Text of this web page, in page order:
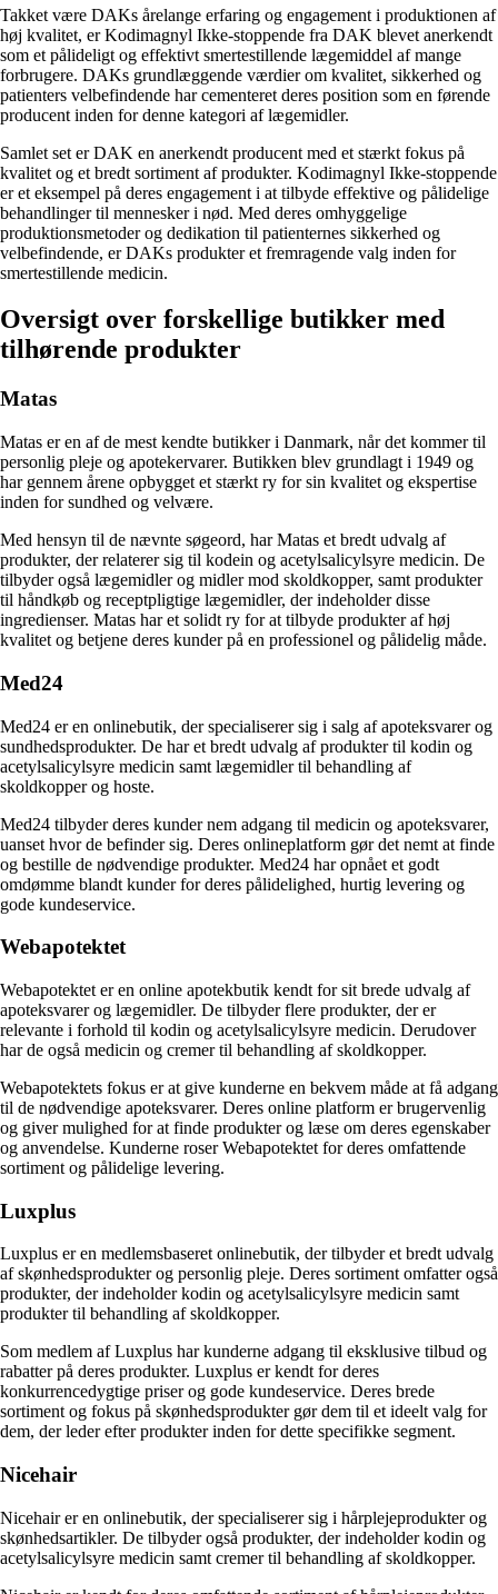
Takket være DAKs årelange erfaring og engagement i produktionen af
høj kvalitet, er Kodimagnyl Ikke-stoppende fra DAK blevet anerkendt
som et pålideligt og effektivt smertestillende lægemiddel af mange
forbrugere. DAKs grundlæggende værdier om kvalitet, sikkerhed og
patienters velbefindende har cementeret deres position som en førende
producent inden for denne kategori af lægemidler.
Samlet set er DAK en anerkendt producent med et stærkt fokus på
kvalitet og et bredt sortiment af produkter. Kodimagnyl Ikke-stoppende
er et eksempel på deres engagement i at tilbyde effektive og pålidelige
behandlinger til mennesker i nød. Med deres omhyggelige
produktionsmetoder og dedikation til patienternes sikkerhed og
velbefindende, er DAKs produkter et fremragende valg inden for
smertestillende medicin.
Oversigt over forskellige butikker med
tilhørende produkter
Matas
Matas er en af de mest kendte butikker i Danmark, når det kommer til
personlig pleje og apotekervarer. Butikken blev grundlagt i 1949 og
har gennem årene opbygget et stærkt ry for sin kvalitet og ekspertise
inden for sundhed og velvære.
Med hensyn til de nævnte søgeord, har Matas et bredt udvalg af
produkter, der relaterer sig til kodein og acetylsalicylsyre medicin. De
tilbyder også lægemidler og midler mod skoldkopper, samt produkter
til håndkøb og receptpligtige lægemidler, der indeholder disse
ingredienser. Matas har et solidt ry for at tilbyde produkter af høj
kvalitet og betjene deres kunder på en professionel og pålidelig måde.
Med24
Med24 er en onlinebutik, der specialiserer sig i salg af apoteksvarer og
sundhedsprodukter. De har et bredt udvalg af produkter til kodin og
acetylsalicylsyre medicin samt lægemidler til behandling af
skoldkopper og hoste.
Med24 tilbyder deres kunder nem adgang til medicin og apoteksvarer,
uanset hvor de befinder sig. Deres onlineplatform gør det nemt at finde
og bestille de nødvendige produkter. Med24 har opnået et godt
omdømme blandt kunder for deres pålidelighed, hurtig levering og
gode kundeservice.
Webapotektet
Webapotektet er en online apotekbutik kendt for sit brede udvalg af
apoteksvarer og lægemidler. De tilbyder flere produkter, der er
relevante i forhold til kodin og acetylsalicylsyre medicin. Derudover
har de også medicin og cremer til behandling af skoldkopper.
Webapotektets fokus er at give kunderne en bekvem måde at få adgang
til de nødvendige apoteksvarer. Deres online platform er brugervenlig
og giver mulighed for at finde produkter og læse om deres egenskaber
og anvendelse. Kunderne roser Webapotektet for deres omfattende
sortiment og pålidelige levering.
Luxplus
Luxplus er en medlemsbaseret onlinebutik, der tilbyder et bredt udvalg
af skønhedsprodukter og personlig pleje. Deres sortiment omfatter også
produkter, der indeholder kodin og acetylsalicylsyre medicin samt
produkter til behandling af skoldkopper.
Som medlem af Luxplus har kunderne adgang til eksklusive tilbud og
rabatter på deres produkter. Luxplus er kendt for deres
konkurrencedygtige priser og gode kundeservice. Deres brede
sortiment og fokus på skønhedsprodukter gør dem til et ideelt valg for
dem, der leder efter produkter inden for dette specifikke segment.
Nicehair
Nicehair er en onlinebutik, der specialiserer sig i hårplejeprodukter og
skønhedsartikler. De tilbyder også produkter, der indeholder kodin og
acetylsalicylsyre medicin samt cremer til behandling af skoldkopper.